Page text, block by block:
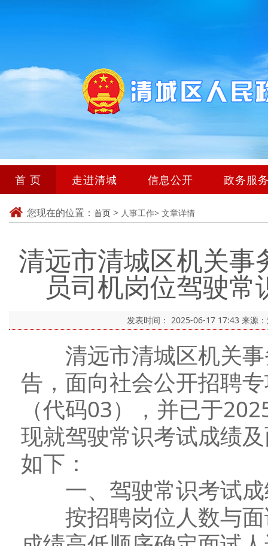
首 页 走进清城 信息公开 政务服
您现在的位置： 首页 > 人事工作> 文章详情
清远市清城区机关
员司机岗位驾驶
发表时间： 2025-06-17 17:43 来源
清远市清城区机关事
告，面向社会公开招聘
（代码03），并已于
现就驾驶常识考试成绩
如下：
一、驾驶常识考试成
按招聘岗位人数与面